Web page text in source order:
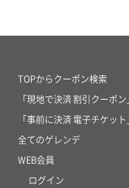
TOPからクーポン検索
「現地で決済 割引クーポ
「事前に決済 電子チケッ
全てのゲレンデ
WEB会員
ログイン